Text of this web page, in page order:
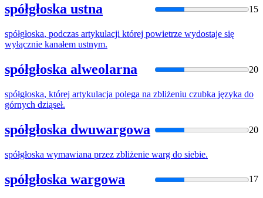
spółgłoska ustna 15
spółgłoska, podczas artykulacji której powietrze wydostaje się
wyłącznie kanałem ustnym.
spółgłoska alweolarna 20
spółgłoska, której artykulacja polega na zbliżeniu czubka języka do
górnych dziąseł.
spółgłoska dwuwargowa 20
spółgłoska wymawiana przez zbliżenie warg do siebie.
spółgłoska wargowa 17